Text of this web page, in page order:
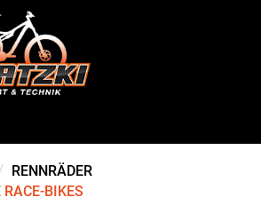
RENNRÄDER
RACE-BIKES